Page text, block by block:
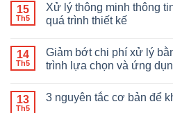
15
Th5
Xử lý thông minh thông
quá trình thiết kế
14
Th5
Giảm bớt chi phí xử lý
trình lựa chọn và ứng
13
Th5
3 nguyên tắc cơ bản để